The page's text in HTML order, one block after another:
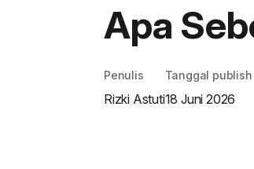
Apa
Penulis
Rizki Astuti
Tanggal publish
18 Juni 2026